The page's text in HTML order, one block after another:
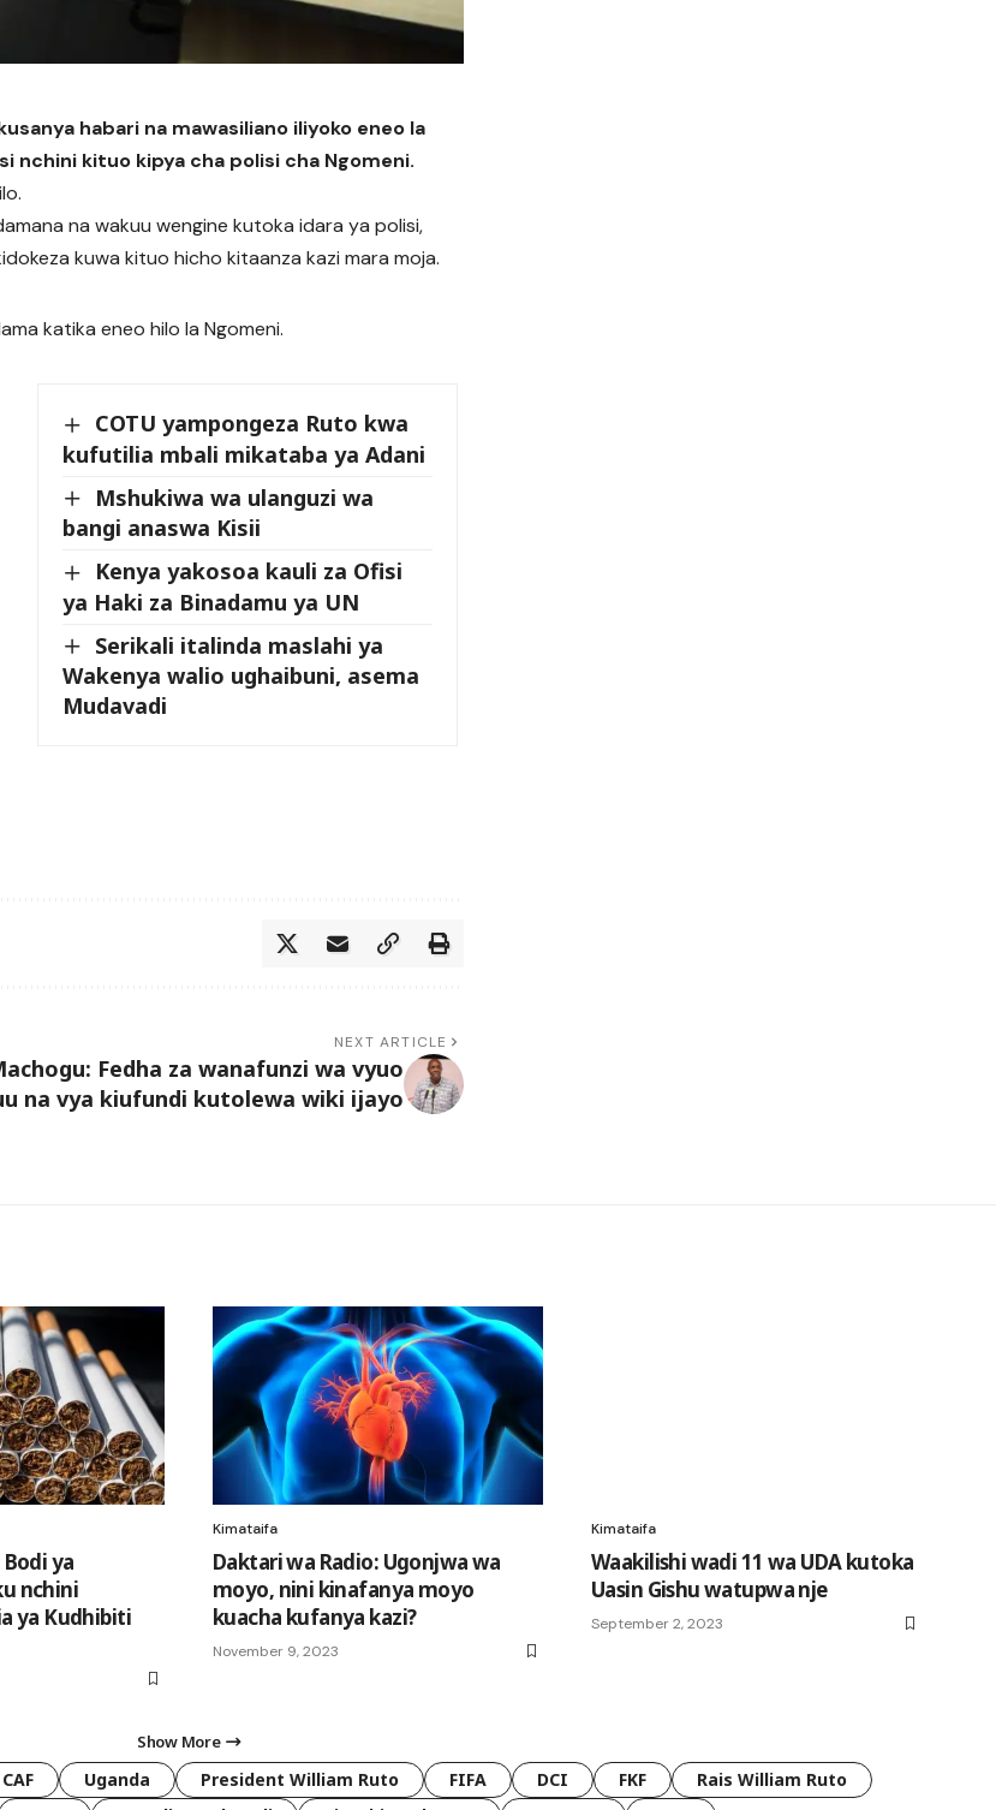
habari na mawasiliano iliyoko eneo la
nchini kituo kipya cha polisi cha Ngomeni.
na wakuu wengine kutoka idara ya polisi,
kuwa kituo hicho kitaanza kazi mara moja.
katika eneo hilo la Ngomeni.
COTU yampongeza Ruto kwa
kufutilia mbali mikataba ya Adani
Mshukiwa wa ulanguzi wa
bangi anaswa Kisii
Kenya yakosoa kauli za Ofisi
ya Haki za Binadamu ya UN
Serikali italinda maslahi ya
Wakenya walio ughaibuni, asema
Mudavadi
NEXT ARTICLE
Fedha za wanafunzi wa vyuo
na vya kiufundi kutolewa wiki ijayo
ya
nchini
ya Kudhibiti
Kimataifa
Daktari wa Radio: Ugonjwa wa
moyo, nini kinafanya moyo
kuacha kufanya kazi?
November 9, 2023
Kimataifa
Waakilishi wadi 11 wa UDA kutoka
Uasin Gishu watupwa nje
September 2, 2023
Show More
CAF Uganda President William Ruto FIFA DCI FKF
Rais William Ruto